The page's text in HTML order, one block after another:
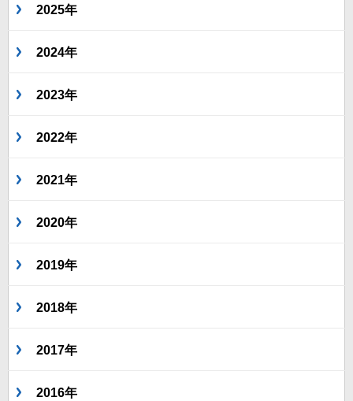
2025年
2024年
2023年
2022年
2021年
2020年
2019年
2018年
2017年
2016年